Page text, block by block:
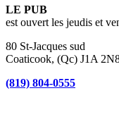
LE PUB
est ouvert les jeudis et
80 St-Jacques sud
Coaticook, (Qc) J1A
(819) 804-0555